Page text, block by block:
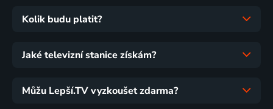
Kolik budu platit?
Jaké televizní stanice získám?
Můžu Lepší.TV vyzkoušet zdarma?